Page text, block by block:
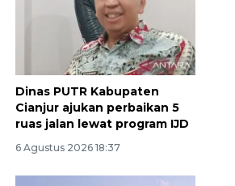
Dinas PUTR Kabupaten
Cianjur ajukan perbaikan 5
ruas jalan lewat program IJD
6 Agustus 2026 18:37